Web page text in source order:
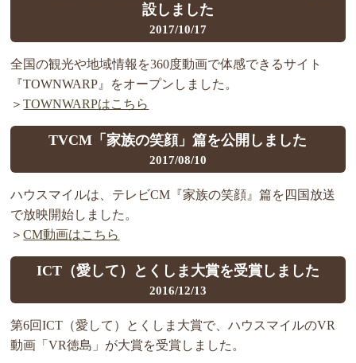
設しました
2017/10/17
全国の観光や地域情報を360度動画で体感できるサイト
『TOWNWARP』をオープンしました。
＞TOWNWARPはこちら
TVCM「家族の笑顔」篇を公開しました
2017/08/10
ハウスマイルは、テレビCM『家族の笑顔』篇を四国放送
で放映開始しました。
＞CM動画はこちら
ICT（愛して）とくしま大賞を受賞しました
2016/12/13
第6回ICT（愛して）とくしま大賞で、ハウスマイルのVR
動画「VR徳島」が大賞を受賞しました。